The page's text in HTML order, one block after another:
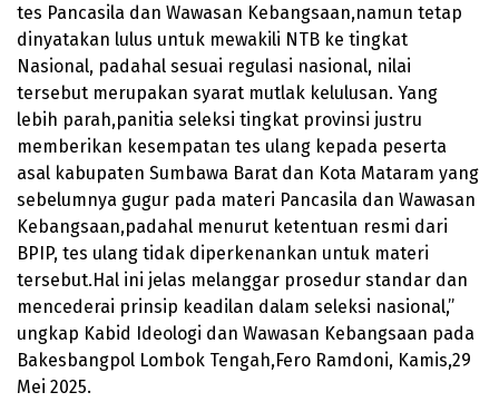
tes Pancasila dan Wawasan Kebangsaan,namun tetap
dinyatakan lulus untuk mewakili NTB ke tingkat
Nasional, padahal sesuai regulasi nasional, nilai
tersebut merupakan syarat mutlak kelulusan. Yang
lebih parah,panitia seleksi tingkat provinsi justru
memberikan kesempatan tes ulang kepada peserta
asal kabupaten Sumbawa Barat dan Kota Mataram yang
sebelumnya gugur pada materi Pancasila dan Wawasan
Kebangsaan,padahal menurut ketentuan resmi dari
BPIP, tes ulang tidak diperkenankan untuk materi
tersebut.Hal ini jelas melanggar prosedur standar dan
mencederai prinsip keadilan dalam seleksi nasional,”
ungkap Kabid Ideologi dan Wawasan Kebangsaan pada
Bakesbangpol Lombok Tengah,Fero Ramdoni, Kamis,29
Mei 2025.